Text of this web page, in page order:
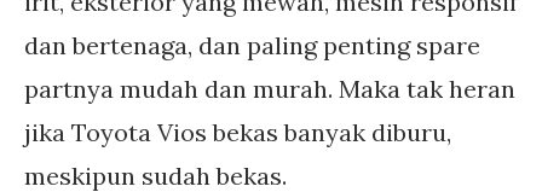
dan bertenaga, dan paling penting spare
partnya mudah dan murah. Maka tak heran
jika Toyota Vios bekas banyak diburu,
meskipun sudah bekas.